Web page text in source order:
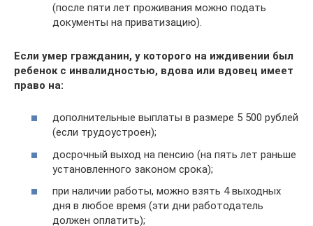
(после пяти лет проживания можно подать
документы на приватизацию).
Если умер гражданин, у которого на иждивении был
ребенок с инвалидностью, вдова или вдовец имеет
право на:
дополнительные выплаты в размере 5 500 рублей
(если трудоустроен);
досрочный выход на пенсию (на пять лет раньше
установленного законом срока);
при наличии работы, можно взять 4 выходных
дня в любое время (эти дни работодатель
должен оплатить);